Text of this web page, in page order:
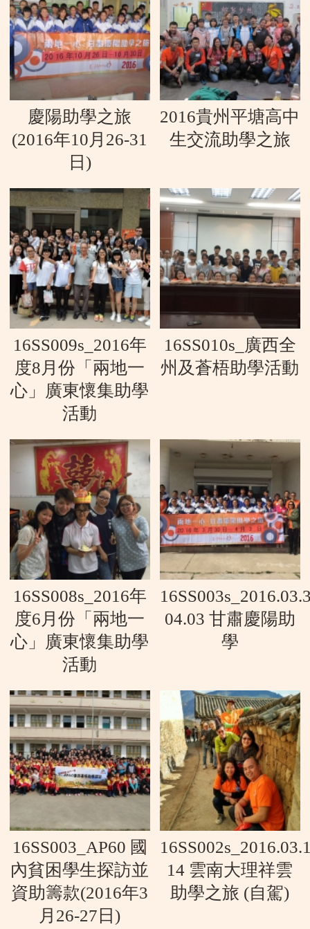
慶陽助學之旅
(2016年10月26-31
日)
2016貴州平塘高中
生交流助學之旅
16SS009s_2016年
度8月份「兩地一
心」廣東懷集助學
活動
16SS010s_廣西全
州及蒼梧助學活動
16SS008s_2016年
度6月份「兩地一
心」廣東懷集助學
活動
04.03 甘肅慶陽助
學
16SS003_AP60 國
內貧困學生探訪並
資助籌款(2016年3
月26-27日)
14 雲南大理祥雲
助學之旅 (自駕)